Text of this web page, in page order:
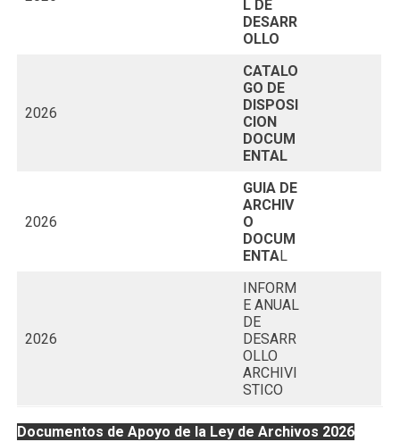
L DE
DESARR
OLLO
2026
CATALO
GO DE
DISPOSI
CION
DOCUM
ENTAL
2026
GUIA DE
ARCHIV
O
DOCUM
ENTAL
2026
INFORM
E ANUAL
DE
DESARR
OLLO
ARCHIVI
STICO
Documentos de Apoyo de la Ley de Archivos 2026